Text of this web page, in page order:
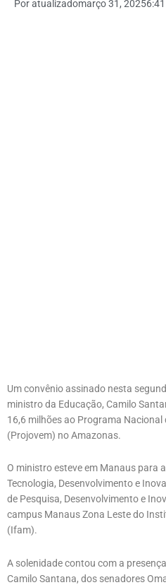
Poratualizadomarço 31, 2025
Um convênio assinado nesta
ministro da Educação, Camilo
16,6 milhões ao Programa Nacional
(Projovem) no Amazonas.
O ministro esteve em Manaus para
Tecnologia, Desenvolvimento e
de Pesquisa, Desenvolvimento e
campus Manaus Zona Leste do
(Ifam).
A solenidade contou com a
Camilo Santana, dos senadores